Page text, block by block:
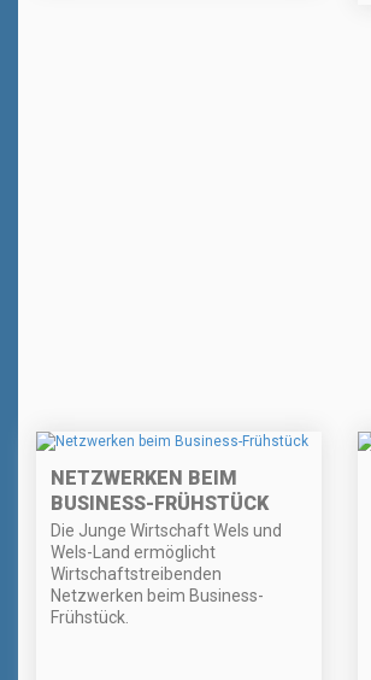
NETZWERKEN BEIM
BUSINESS-FRÜHSTÜCK
Die Junge Wirtschaft Wels und
Wels-Land ermöglicht
Wirtschaftstreibenden
Netzwerken beim Business-
Frühstück.